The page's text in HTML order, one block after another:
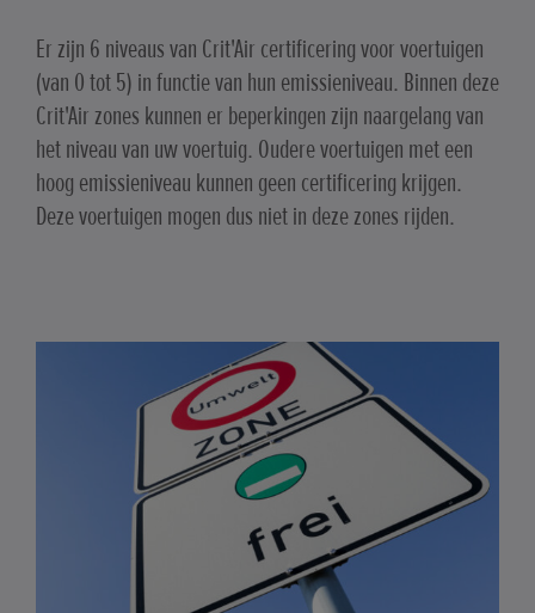
Er zijn 6 niveaus van Crit'Air certificering voor voertuigen
(van 0 tot 5) in functie van hun emissieniveau. Binnen deze
Crit'Air zones kunnen er beperkingen zijn naargelang van
het niveau van uw voertuig. Oudere voertuigen met een
hoog emissieniveau kunnen geen certificering krijgen.
Deze voertuigen mogen dus niet in deze zones rijden.